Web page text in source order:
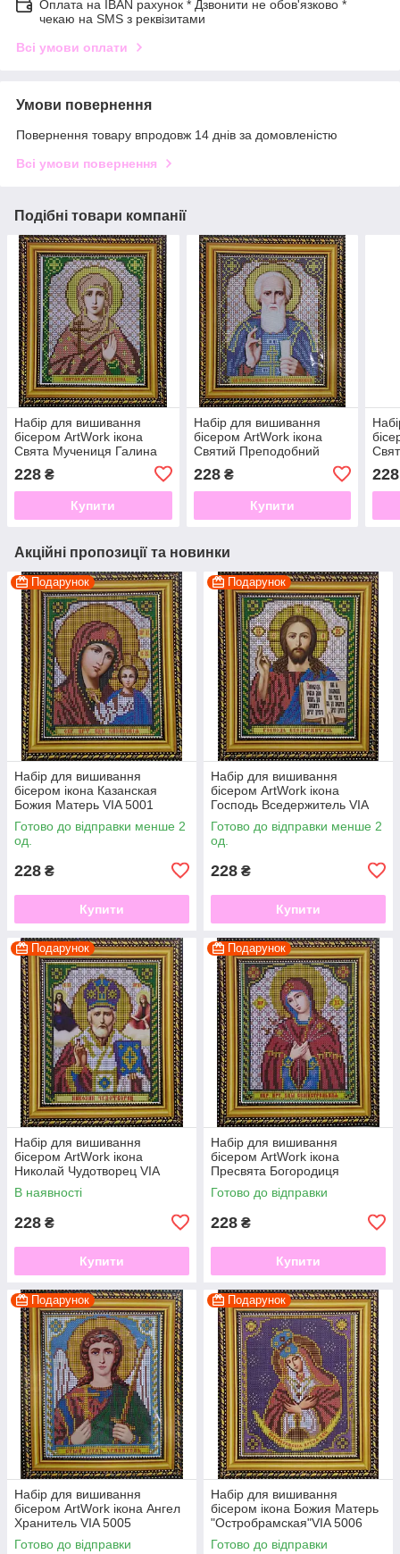
Оплата на IBAN рахунок * Дзвонити не обов'язково *
чекаю на SMS з реквізитами
Всі умови оплати
Умови повернення
Повернення товару впродовж 14 днів за домовленістю
Всі умови повернення
Подібні товари компанії
Набір для вишивання
бісером ArtWork ікона
Свята Мучениця Галина
228 ₴
Купити
Набір для вишивання
бісером ArtWork ікона
Святий Преподобний
Сергий Радонежский VIA
5034
228₴
Купити
228
Акційні пропозиції та новинки
Подарунок
Набір для вишивання
бісером ікона Казанская
Божия Матерь VIA 5001
Готово до відправки менше 2
од.
228 ₴
Купити
Подарунок
Набір для вишивання
бісером ArtWork ікона
Господь Вседержитель VIA
5002
Готово до відправки менше 2
од.
228 ₴
Купити
Подарунок
Набір для вишивання
бісером ArtWork ікона
Николай Чудотворец VIA
5003
В наявності
228 ₴
Купити
Подарунок
Набір для вишивання
бісером ArtWork ікона
Пресвята Богородиця
Семистрельная VIA 5004
Готово до відправки
228 ₴
Купити
Подарунок
Набір для вишивання
бісером ArtWork ікона Ангел
Хранитель VIA 5005
Готово до відправки
Подарунок
Набір для вишивання
бісером ікона Божия Матерь
"Остробрамская"VIA 5006
Готово до відправки